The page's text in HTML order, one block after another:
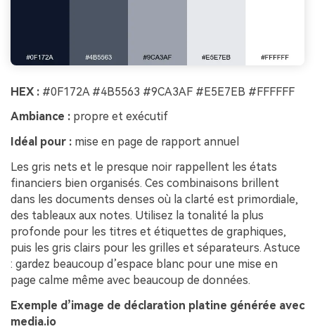
HEX : #0F172A #4B5563 #9CA3AF #E5E7EB #FFFFFF
Ambiance : propre et exécutif
Idéal pour : mise en page de rapport annuel
Les gris nets et le presque noir rappellent les états
financiers bien organisés. Ces combinaisons brillent
dans les documents denses où la clarté est primordiale,
des tableaux aux notes. Utilisez la tonalité la plus
profonde pour les titres et étiquettes de graphiques,
puis les gris clairs pour les grilles et séparateurs. Astuce
: gardez beaucoup d’espace blanc pour une mise en
page calme même avec beaucoup de données.
Exemple d’image de déclaration platine générée avec
media.io